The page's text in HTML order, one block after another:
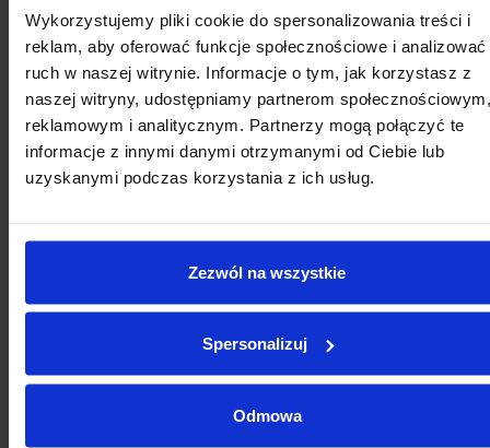
Wykorzystujemy pliki cookie do spersonalizowania treści i
reklam, aby oferować funkcje społecznościowe i analizować
ruch w naszej witrynie. Informacje o tym, jak korzystasz z
naszej witryny, udostępniamy partnerom społecznościowym,
reklamowym i analitycznym. Partnerzy mogą połączyć te
informacje z innymi danymi otrzymanymi od Ciebie lub
uzyskanymi podczas korzystania z ich usług.
Zezwól na wszystkie
Spersonalizuj
Odmowa
2026
SIERPIEŃ
Śr So
Nd
27
28 29 30 31 1
12 13 14
17 18 19 20 21 22 23
27 28